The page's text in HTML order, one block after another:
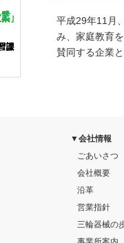
平成29年11月
み、家庭教育
賛同する企業
▼会社情報
ごあいさつ
会社概要
沿革
営業指針
三輪器械の